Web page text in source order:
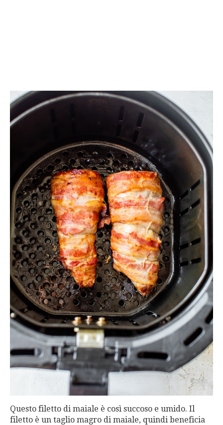
Questo filetto di maiale è così succoso e umido. Il
filetto è un taglio magro di maiale, quindi beneficia